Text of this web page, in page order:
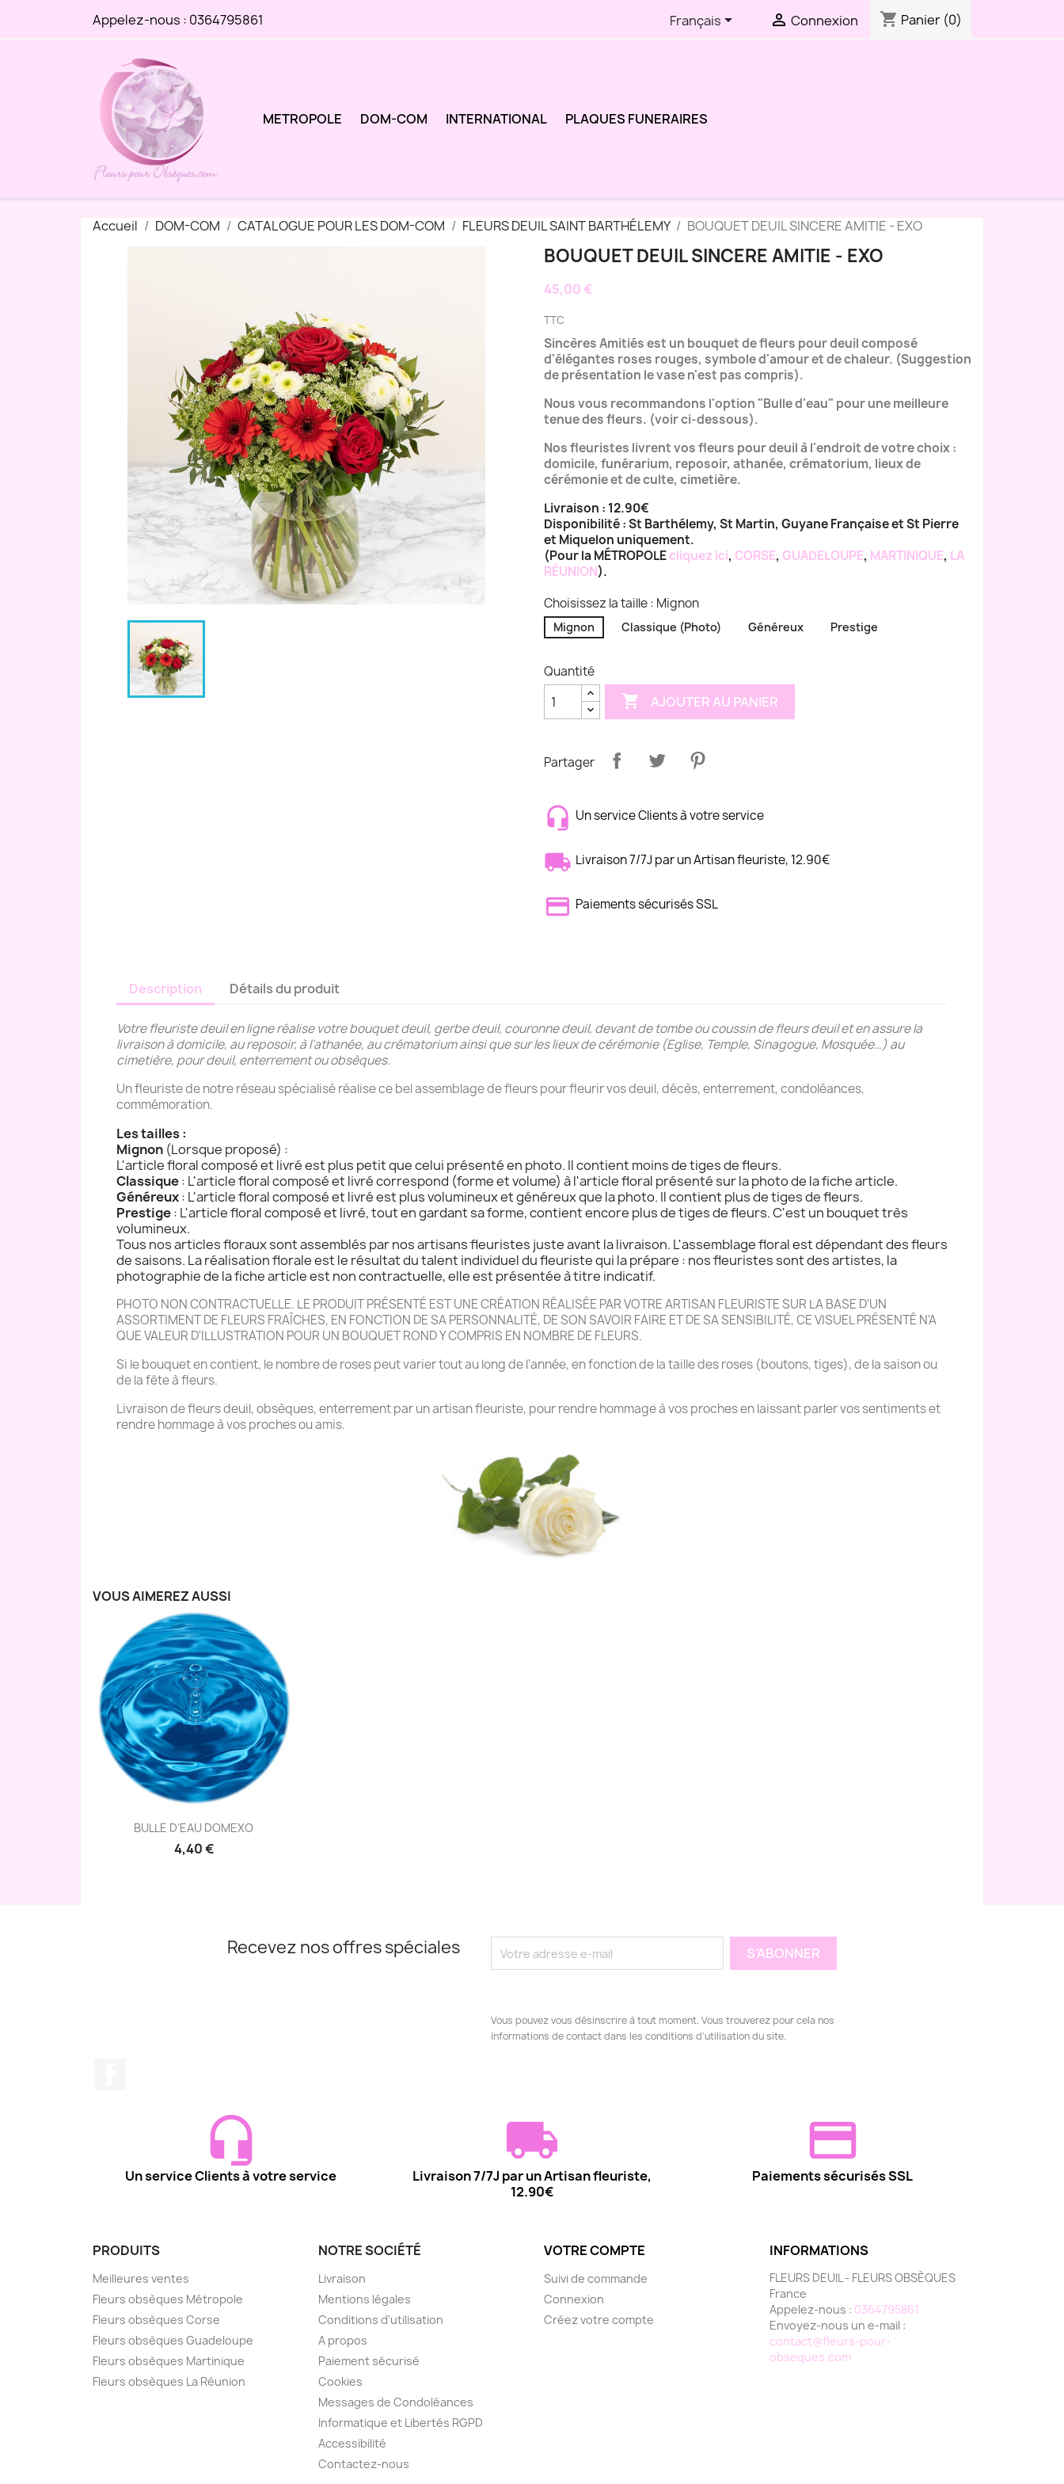
Appelez-nous : 0364795861 Français  Connexion shopping_cart Panier (0)
METROPOLE DOM-COM INTERNATIONAL PLAQUES FUNERAIRES
Accueil DOM-COM CATALOGUE POUR LES DOM-COM FLEURS DEUIL SAINT BARTHÉLEMY BOUQUET DEUIL SINCERE AMITIE - EXO
BOUQUET DEUIL SINCERE AMITIE - EXO
45,00 €
TTC
Sincères Amitiés est un bouquet de fleurs pour deuil composé
d'élégantes roses rouges, symbole d'amour et de chaleur. (Suggestion
de présentation le vase n'est pas compris).
Nous vous recommandons l'option "Bulle d'eau" pour une meilleure
tenue des fleurs. (voir ci-dessous).
Nos fleuristes livrent vos fleurs pour deuil à l'endroit de votre choix :
domicile, funérarium, reposoir, athanée, crématorium, lieux de
cérémonie et de culte, cimetière.
Livraison : 12.90€
Disponibilité : St Barthélemy, St Martin, Guyane Française et St Pierre
et Miquelon uniquement.
(Pour la MÉTROPOLEcliquez ici, CORSE, GUADELOUPE, MARTINIQUE, LA
RÉUNION).
Choisissez la taille : Mignon
Mignon Classique (Photo) Généreux Prestige
Quantité
 AJOUTER AU PANIER
Partager
Un service Clients à votre service
Livraison 7/7J par un Artisan fleuriste, 12.90€
Paiements sécurisés SSL
Description Détails du produit
Votre fleuriste deuil en ligne réalise votre bouquet deuil, gerbe deuil, couronne deuil, devant de tombe ou coussin de fleurs deuil et en assure la
livraison à domicile, au reposoir, à l’athanée, au crématorium ainsi que sur les lieux de cérémonie (Eglise, Temple, Sinagogue, Mosquée…) au
cimetière, pour deuil, enterrement ou obsèques.
Un fleuriste de notre réseau spécialisé réalise ce bel assemblage de fleurs pour fleurir vos deuil, décès, enterrement, condoléances,
commémoration.
Les tailles :
Mignon (Lorsque proposé) :
L'article floral composé et livré est plus petit que celui présenté en photo. Il contient moins de tiges de fleurs.
Classique: L'article floral composé et livré correspond (forme et volume) à l'article floral présenté sur la photo de la fiche article.
Généreux: L'article floral composé et livré est plus volumineux et généreux que la photo. Il contient plus de tiges de fleurs.
Prestige: L'article floral composé et livré, tout en gardant sa forme, contient encore plus de tiges de fleurs. C'est un bouquet très
volumineux.
Tous nos articles floraux sont assemblés par nos artisans fleuristes juste avant la livraison. L'assemblage floral est dépendant des fleurs
de saisons. La réalisation florale est le résultat du talent individuel du fleuriste qui la prépare : nos fleuristes sont des artistes, la
photographie de la fiche article est non contractuelle, elle est présentée à titre indicatif.
PHOTO NON CONTRACTUELLE. LE PRODUIT PRÉSENTÉ EST UNE CRÉATION RÉALISÉE PAR VOTRE ARTISAN FLEURISTE SUR LA BASE D'UN
ASSORTIMENT DE FLEURS FRAÎCHES, EN FONCTION DE SA PERSONNALITÉ, DE SON SAVOIR FAIRE ET DE SA SENSIBILITÉ, CE VISUEL PRÉSENTÉ N'A
QUE VALEUR D'ILLUSTRATION POUR UN BOUQUET ROND Y COMPRIS EN NOMBRE DE FLEURS.
Si le bouquet en contient, le nombre de roses peut varier tout au long de l'année, en fonction de la taille des roses (boutons, tiges), de la saison ou
de la fête à fleurs.
Livraison de fleurs deuil, obsèques, enterrement par un artisan fleuriste, pour rendre hommage à vos proches en laissant parler vos sentiments et
rendre hommage à vos proches ou amis.
VOUS AIMEREZ AUSSI
 Aperçu rapide
BULLE D'EAU DOMEXO
4,40 €
Recevez nos offres spéciales
Vous pouvez vous désinscrire à tout moment. Vous trouverez pour cela nos
informations de contact dans les conditions d'utilisation du site.
Un service Clients à votre service
Livraison 7/7J par un Artisan fleuriste,
12.90€
Paiements sécurisés SSL
PRODUITS
Meilleures ventes
Fleurs obsèques Métropole
Fleurs obsèques Corse
Fleurs obsèques Guadeloupe
Fleurs obsèques Martinique
Fleurs obsèques La Réunion
NOTRE SOCIÉTÉ
Livraison
Mentions légales
Conditions d'utilisation
A propos
Paiement sécurisé
Cookies
Messages de Condoléances
Informatique et Libertés RGPD
Accessibilité
Contactez-nous
VOTRE COMPTE
Suivi de commande
Connexion
Créez votre compte
INFORMATIONS
FLEURS DEUIL - FLEURS OBSÈQUES
France
Appelez-nous : 0364795861
Envoyez-nous un e-mail :
contact@fleurs-pour-
obseques.com